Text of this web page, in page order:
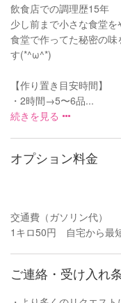
飲食店での調理歴15年
少し前まで小さな食堂
食堂で作ってた秘密の
す(*^ω^*)
【作り置き目安時間】
・2時間→5〜6品...
続きを見る
オプション料金
交通費（ガソリン代）
1キロ50円 自宅から最
ご連絡・受け入れ